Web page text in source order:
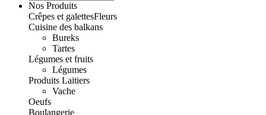
Nos Produits
Crêpes et galettesFleurs
Cuisine des balkans
Bureks
Tartes
Légumes et fruits
Légumes
Produits Laitiers
Vache
Oeufs
Boulangerie